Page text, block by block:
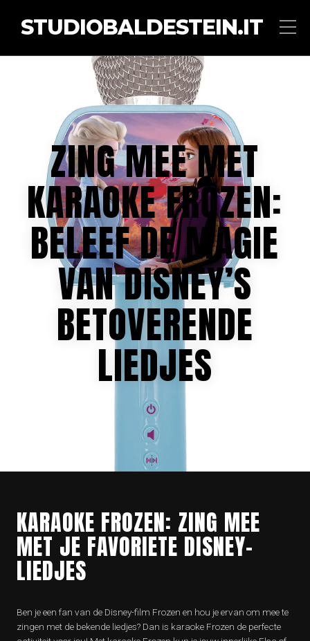
STUDIOBALDESTEIN.IT
ZING MEE MET
KARAOKE FROZEN:
BELEEF DE MAGIE
VAN DISNEY’S
BETOVERENDE
LIEDJES
KARAOKE FROZEN: ZING MEE
MET JE FAVORIETE DISNEY-
LIEDJES
Ben je een fan van de Disney-film Frozen en hou je ervan om mee te
zingen met de bekende liedjes? Dan is karaoke Frozen de perfecte